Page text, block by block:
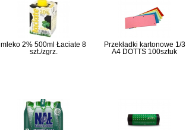
mleko 2% 500ml Łaciate 8
szt./zgrz.
Przekładki kartonowe 1/3
A4 DOTTS 100sztuk